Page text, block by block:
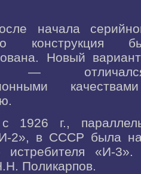
начала
конструкция
Новый
—
1926 г.,
2», в СССР была
истребителя «И-
Поликарпов.